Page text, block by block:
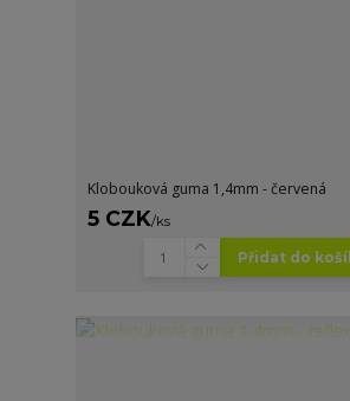
Klobouková guma 1,4mm - červená
5 CZK/ks
Přidat do